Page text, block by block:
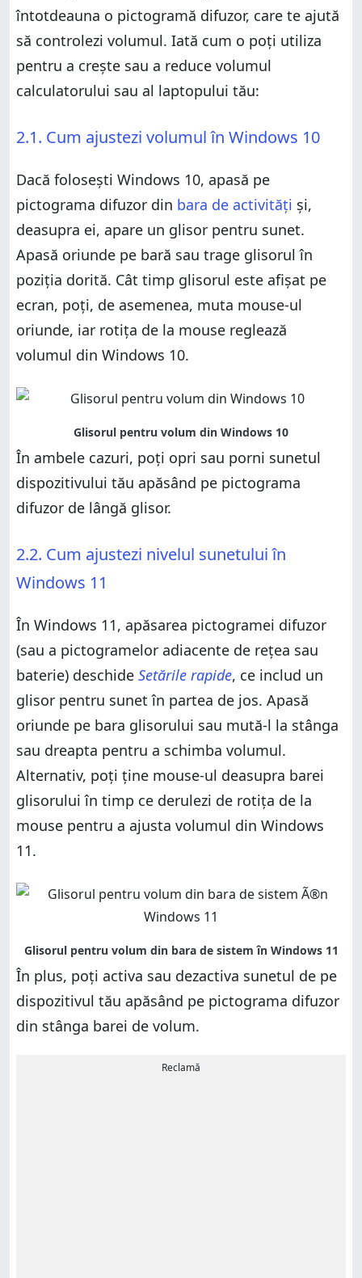
întotdeauna o pictogramă difuzor, care te ajută
să controlezi volumul. Iată cum o poți utiliza
pentru a crește sau a reduce volumul
calculatorului sau al laptopului tău:
2.1. Cum ajustezi volumul în Windows 10
Dacă folosești Windows 10, apasă pe
pictograma difuzor din bara de activități și,
deasupra ei, apare un glisor pentru sunet.
Apasă oriunde pe bară sau trage glisorul în
poziția dorită. Cât timp glisorul este afișat pe
ecran, poți, de asemenea, muta mouse-ul
oriunde, iar rotița de la mouse reglează
volumul din Windows 10.
În ambele cazuri, poți opri sau porni sunetul
dispozitivului tău apăsând pe pictograma
difuzor de lângă glisor.
2.2. Cum ajustezi nivelul sunetului în
Windows 11
În Windows 11, apăsarea pictogramei difuzor
(sau a pictogramelor adiacente de rețea sau
baterie) deschide Setările rapide, ce includ un
glisor pentru sunet în partea de jos. Apasă
oriunde pe bara glisorului sau mută-l la stânga
sau dreapta pentru a schimba volumul.
Alternativ, poți ține mouse-ul deasupra barei
glisorului în timp ce derulezi de rotița de la
mouse pentru a ajusta volumul din Windows
11.
În plus, poți activa sau dezactiva sunetul de pe
dispozitivul tău apăsând pe pictograma difuzor
din stânga barei de volum.
Reclamă